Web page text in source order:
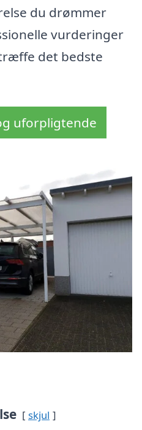
du drømmer
vurderinger
det bedste
uforpligtende
skjul